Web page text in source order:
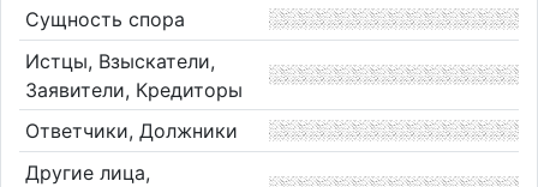
Сущность спора
Истцы, Взыскатели,
Заявители, Кредиторы
Ответчики, Должники
Другие лица,